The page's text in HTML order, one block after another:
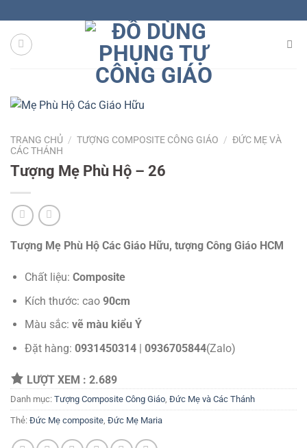
to
content
TRANG CHỦ / TƯỢNG COMPOSITE CÔNG GIÁO / ĐỨC MẸ VÀ
CÁC THÁNH
Tượng Mẹ Phù Hộ – 26
Tượng Mẹ Phù Hộ Các Giáo Hữu, tượng Công Giáo HCM
Chất liệu: Composite
Kích thước: cao 90cm
Màu sắc: vẽ màu kiểu Ý
Đặt hàng: 0931450314| 0936705844(Zalo)
LƯỢT XEM : 2.689
Danh mục: Tượng Composite Công Giáo Đức Mẹ và Các Thánh
Thẻ: Đức Mẹ composite Đức Mẹ Maria